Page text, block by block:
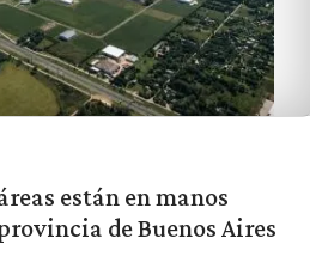
están en manos
de Buenos Aires